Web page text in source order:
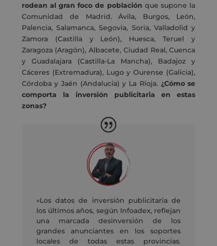
rodean al gran foco de población que supone la
Comunidad de Madrid. Ávila, Burgos, León,
Palencia, Salamanca, Segovia, Soria, Valladolid y
Zamora (Castilla y León), Huesca, Teruel y
Zaragoza (Aragón), Albacete, Ciudad Real, Cuenca
y Guadalajara (Castilla-La Mancha), Badajoz y
Cáceres (Extremadura), Lugo y Ourense (Galicia),
Córdoba y Jaén (Andalucía) y La Rioja. ¿Cómo se
comporta la inversión publicitaria en estas
zonas?
«Los datos de inversión publicitaria de
los últimos años, según Infoadex, reflejan
una marcada desinversión de los
grandes anunciantes en los soportes
locales de todas estas provincias.